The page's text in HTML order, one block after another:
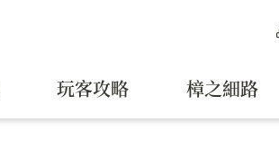
玩客攻略 樟之細路